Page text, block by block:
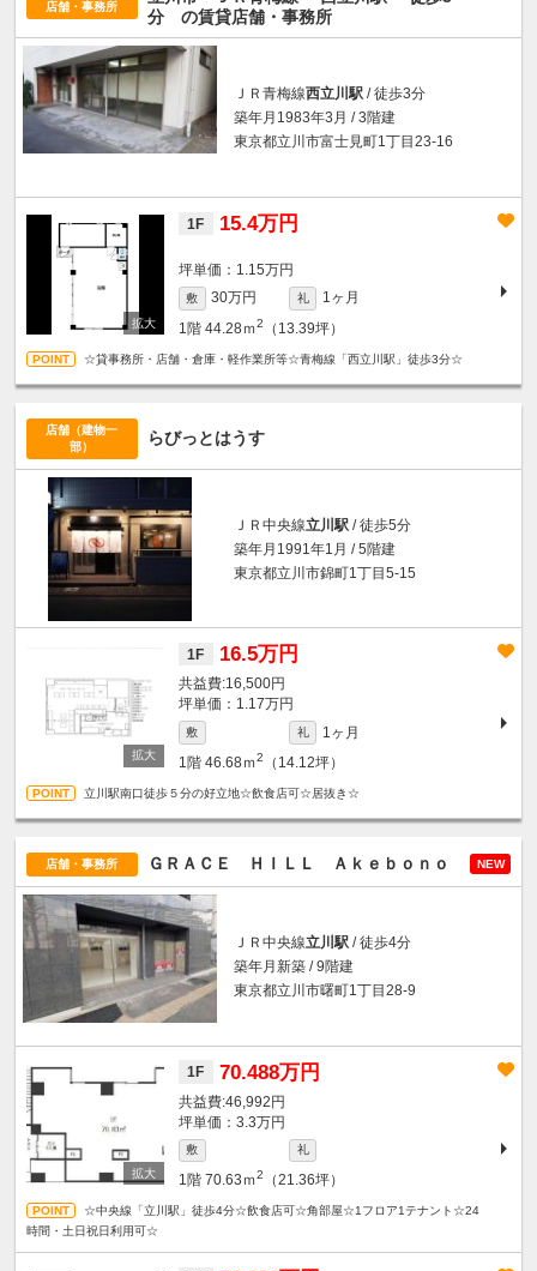
店舗・事務所
分 の賃貸店舗・事務所
ＪＲ青梅線西立川駅 / 徒歩3分
築年月1983年3月 / 3階建
東京都立川市富士見町1丁目23-16
1F 15.4万円
坪単価：1.15万円
敷 30万円 礼
1ヶ月
1階 44.28ｍ2 （13.39坪）
☆貸事務所・店舗・倉庫・軽作業所等☆青梅線「西立川駅」徒歩3分☆
店舗（建物一
部）
らびっとはうす
ＪＲ中央線立川駅 / 徒歩5分
築年月1991年1月 / 5階建
東京都立川市錦町1丁目5-15
1F 16.5万円
16,500円
坪単価：1.17万円
敷 礼
1ヶ月
1階 46.68ｍ2 （14.12坪）
立川駅南口徒歩５分の好立地☆飲食店可☆居抜き☆
店舗・事務所 ＧＲＡＣＥ ＨＩＬＬ Ａｋｅｂｏｎｏ NEW
ＪＲ中央線立川駅 / 徒歩4分
築年月新築 / 9階建
東京都立川市曙町1丁目28-9
1F 70.488万円
46,992円
坪単価：3.3万円
敷 礼
1階 70.63ｍ2 （21.36坪）
☆中央線「立川駅」徒歩4分☆飲食店可☆角部屋☆1フロア1テナント☆24
時間・土日祝日利用可☆